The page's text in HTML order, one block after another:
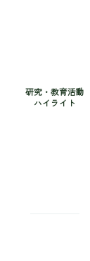
研究・教育活動
ハイライト